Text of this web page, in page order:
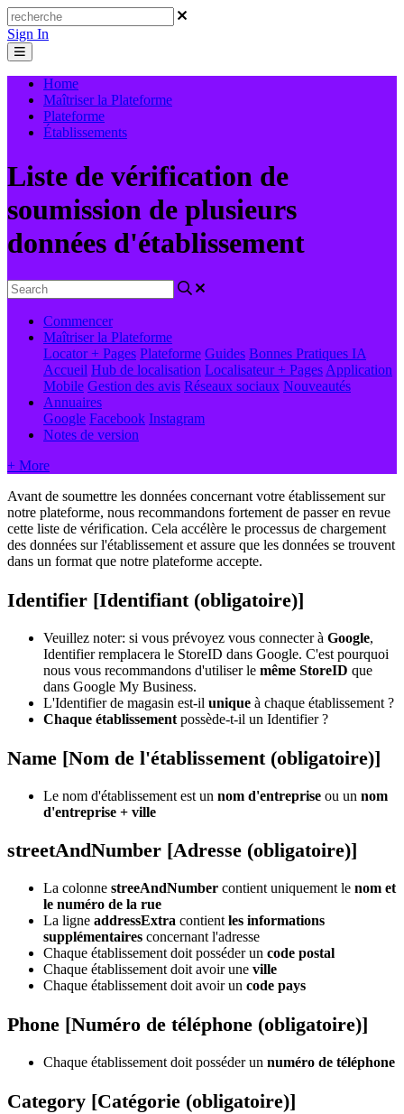
Sign In
Home
Maîtriser la Plateforme
Plateforme
Établissements
Liste de vérification de
soumission de plusieurs
données d'établissement
Commencer
Maîtriser la Plateforme
Locator + Pages Plateforme Guides Bonnes Pratiques IA
Accueil Hub de localisation Localisateur + Pages Application
Mobile Gestion des avis Réseaux sociaux Nouveautés
Annuaires
Google Facebook Instagram
Notes de version
+ More
Avant de soumettre les données concernant votre établissement sur
notre plateforme, nous recommandons fortement de passer en revue
cette liste de vérification. Cela accélère le processus de chargement
des données sur l'établissement et assure que les données se trouvent
dans un format que notre plateforme accepte.
Identifier [Identifiant (obligatoire)]
Veuillez noter: si vous prévoyez vous connecter à Google,
Identifier remplacera le StoreID dans Google. C'est pourquoi
nous vous recommandons d'utiliser le même StoreID que
dans Google My Business.
L'Identifier de magasin est-il unique à chaque établissement ?
Chaque établissement possède-t-il un Identifier ?
Name [Nom de l'établissement (obligatoire)]
Le nom d'établissement est un nom d'entreprise ou un nom
d'entreprise + ville
streetAndNumber [Adresse (obligatoire)]
La colonne streeAndNumber contient uniquement le nom et
le numéro de la rue
La ligne addressExtra contient les informations
supplémentaires concernant l'adresse
Chaque établissement doit posséder un code postal
Chaque établissement doit avoir une ville
Chaque établissement doit avoir un code pays
Phone [Numéro de téléphone (obligatoire)]
Chaque établissement doit posséder un numéro de téléphone
Category [Catégorie (obligatoire)]